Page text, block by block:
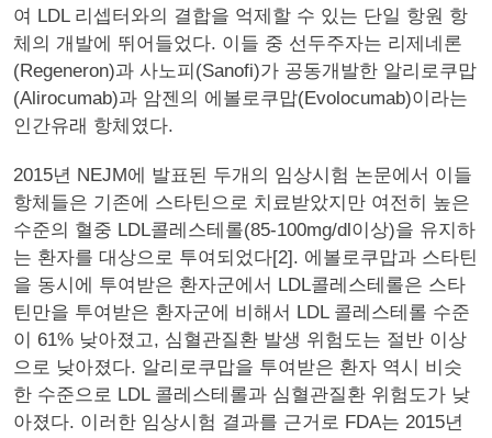
여 LDL 리셉터와의 결합을 억제할 수 있는 단일 항원 항
체의 개발에 뛰어들었다. 이들 중 선두주자는 리제네론
(Regeneron)과 사노피(Sanofi)가 공동개발한 알리로쿠맙
(Alirocumab)과 암젠의 에볼로쿠맙(Evolocumab)이라는
인간유래 항체였다.
2015년 NEJM에 발표된 두개의 임상시험 논문에서 이들
항체들은 기존에 스타틴으로 치료받았지만 여전히 높은
수준의 혈중 LDL콜레스테롤(85-100mg/dl이상)을 유지하
는 환자를 대상으로 투여되었다[2]. 에볼로쿠맙과 스타틴
을 동시에 투여받은 환자군에서 LDL콜레스테롤은 스타
틴만을 투여받은 환자군에 비해서 LDL 콜레스테롤 수준
이 61% 낮아졌고, 심혈관질환 발생 위험도는 절반 이상
으로 낮아졌다. 알리로쿠맙을 투여받은 환자 역시 비슷
한 수준으로 LDL 콜레스테롤과 심혈관질환 위험도가 낮
아졌다. 이러한 임상시험 결과를 근거로 FDA는 2015년